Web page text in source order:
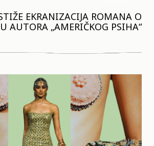
EKRANIZACIJA ROMANA O
AUTORA „AMERIČKOG PSIHA“